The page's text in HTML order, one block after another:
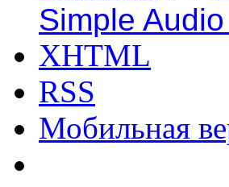
Simple
XHTML
RSS
Мобильная